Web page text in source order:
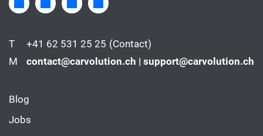
T +41 62 531 25 25 (Contact)
M
contact@carvolution.ch | support@carvolution.ch
Blog
Jobs